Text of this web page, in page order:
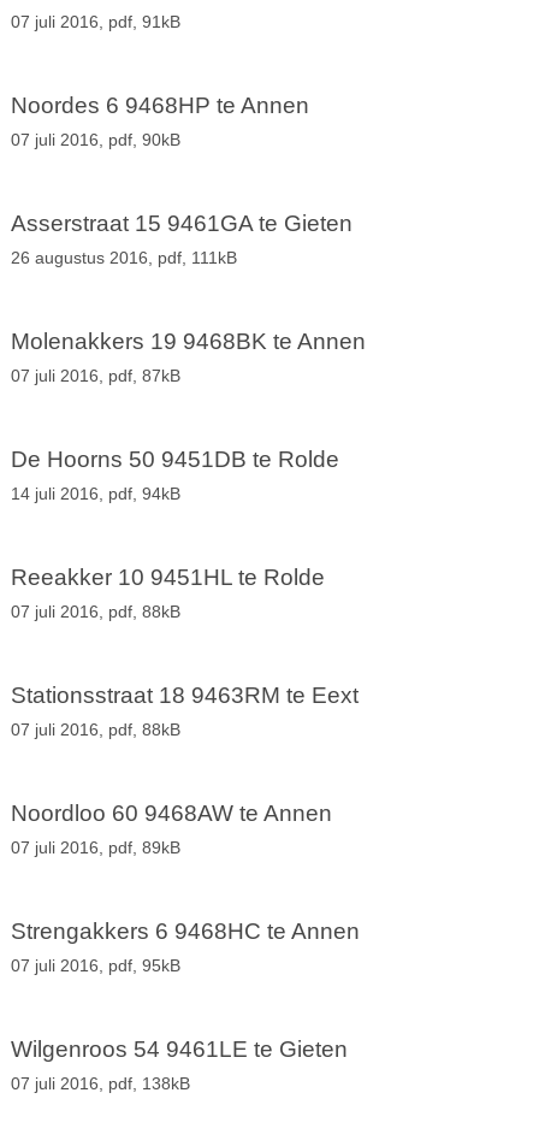
07 juli 2016, pdf, 91kB
Noordes 6 9468HP te Annen
07 juli 2016, pdf, 90kB
Asserstraat 15 9461GA te Gieten
26 augustus 2016, pdf, 111kB
Molenakkers 19 9468BK te Annen
07 juli 2016, pdf, 87kB
De Hoorns 50 9451DB te Rolde
14 juli 2016, pdf, 94kB
Reeakker 10 9451HL te Rolde
07 juli 2016, pdf, 88kB
Stationsstraat 18 9463RM te Eext
07 juli 2016, pdf, 88kB
Noordloo 60 9468AW te Annen
07 juli 2016, pdf, 89kB
Strengakkers 6 9468HC te Annen
07 juli 2016, pdf, 95kB
Wilgenroos 54 9461LE te Gieten
07 juli 2016, pdf, 138kB